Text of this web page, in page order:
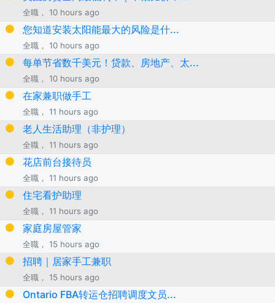
全職， 10 hours ago
您知道安装太阳能最大的风险是什...
全職， 10 hours ago
每单节省数千美元！贷款、房地产、太...
全職， 10 hours ago
在家兼职做手工
全職， 11 hours ago
老人生活助理（非护理）
全職， 11 hours ago
花店前台接待员
全職， 11 hours ago
住宅看护助理
全職， 11 hours ago
家庭房屋管家
全職， 15 hours ago
招聘｜居家手工兼职
全職， 15 hours ago
Ontario FBA转运仓招聘调度文员...